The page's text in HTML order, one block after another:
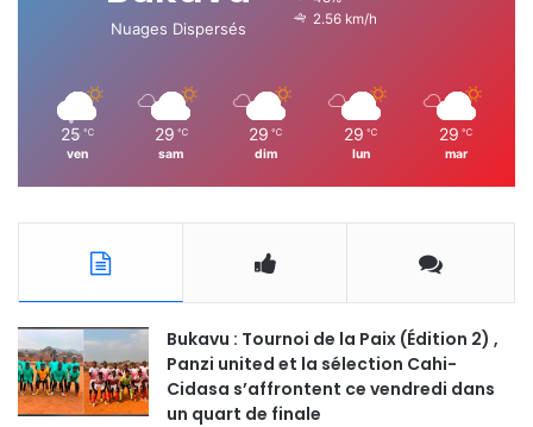
Nuages Dispersés
2.56 km/h
25 ℃
ven
29 ℃
sam
29 ℃
dim
29 ℃
lun
29 ℃
mar
Bukavu : Tournoi de la Paix (Édition 2) ,
Panzi united et la sélection Cahi-
Cidasa s’affrontent ce vendredi dans
un quart de finale